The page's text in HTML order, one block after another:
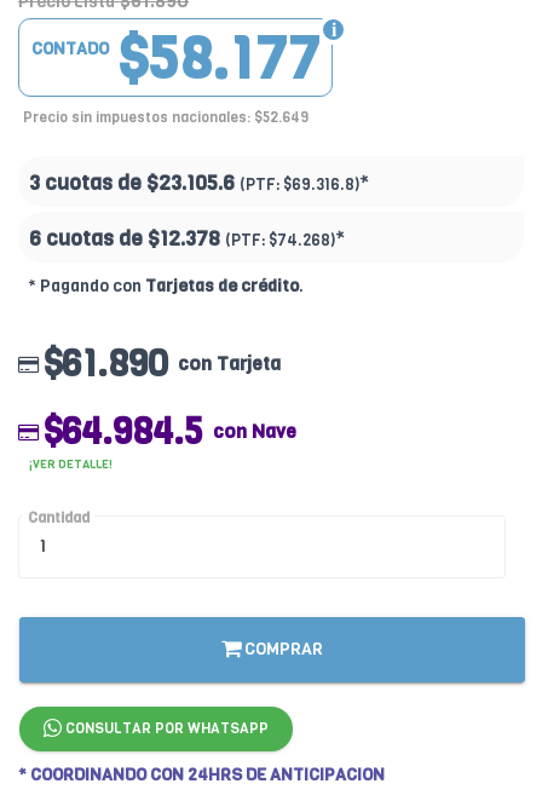
$58.177
CONTADO
Precio sin impuestos nacionales: $52.649
3 cuotas de $23.105.6 (PTF: $69.316.8)*
6 cuotas de $12.378 (PTF: $74.268)*
* Pagando con Tarjetas de crédito.
$61.890 con Tarjeta
$64.984.5 con Nave
¡VER DETALLE!
Cantidad
COMPRAR
CONSULTAR POR WHATSAPP
* COORDINANDO CON 24HRS DE ANTICIPACION